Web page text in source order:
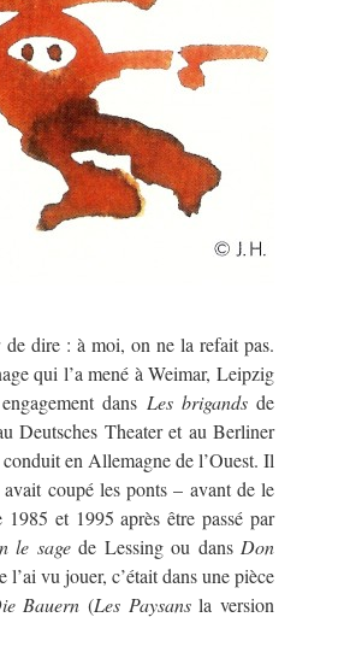
de dire : à moi, on ne la refait pas.
qui l’a mené à Weimar, Leipzig
dans Les brigandsde
Deutsches Theater et au Berliner
en Allemagne de l’Ouest. Il
coupé les ponts – avant de le
et 1995 après être passé par
le sage de Lessing ou dans Don
vu jouer, c’était dans une pièce
Bauern (Les Paysansla version